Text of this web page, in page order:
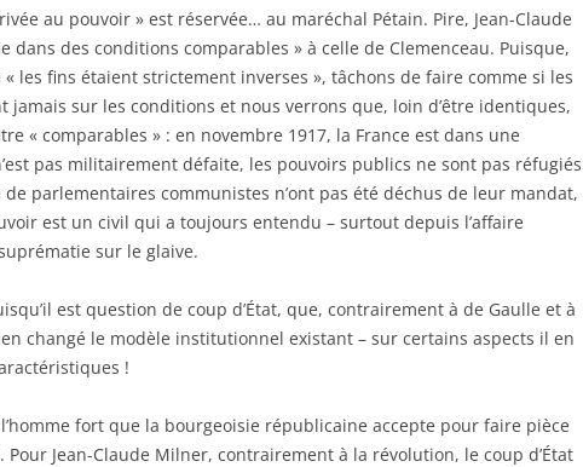
au pouvoir » est réservée… au maréchal Pétain. Pire, Jean-Claude
dans des conditions comparables » à celle de Clemenceau. Puisque,
« les fins étaient strictement inverses », tâchons de faire comme si les
jamais sur les conditions et nous verrons que, loin d’être identiques,
« comparables » : en novembre 1917, la France est dans une
pas militairement défaite, les pouvoirs publics ne sont pas réfugiés
parlementaires communistes n’ont pas été déchus de leur mandat,
est un civil qui a toujours entendu – surtout depuis l’affaire
sur le glaive.
est question de coup d’État, que, contrairement à de Gaulle et à
changé le modèle institutionnel existant – sur certains aspects il en
!
fort que la bourgeoisie républicaine accepte pour faire pièce
Pour Jean-Claude Milner, contrairement à la révolution, le coup d’État